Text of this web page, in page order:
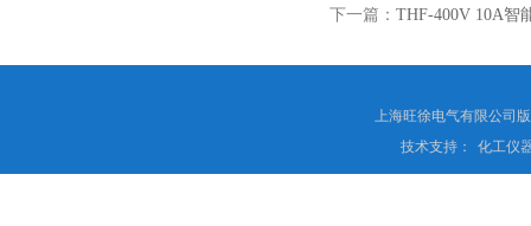
下一篇： THF-400V 10A智
上海旺徐电气有限公司
技术支持：
化工仪